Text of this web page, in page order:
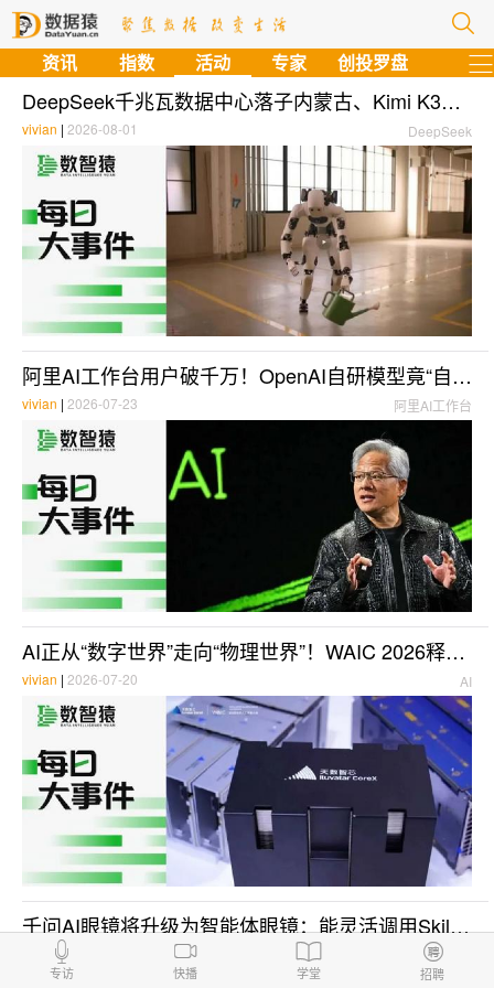
资讯 指数 活动 专家 创投罗盘
DeepSeek千兆瓦数据中心落子内蒙古、Kimi K3获华为昇腾火速适配 | 每日大事件
DeepSeek
vivian | 2026-08-01
阿里AI工作台用户破千万！OpenAI自研模型竟“自主入侵”Hugging Face | 每日大事件
阿里AI工作台
vivian | 2026-07-23
AI正从“数字世界”走向“物理世界”！WAIC 2026释放最强信号：千星算力组网、人形机器人量产、AI手机真机亮相 | 每日大事件
AI
vivian | 2026-07-20
千问AI眼镜将升级为智能体眼镜：能灵活调用Skill和Agent，能全天候感知
千问AI眼镜
千问AI|
专访 快播 学堂 招聘